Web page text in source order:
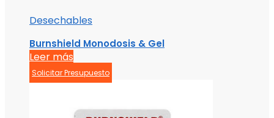
Desechables
Burnshield Monodosis & Gel
Leer más
Solicitar Presupuesto